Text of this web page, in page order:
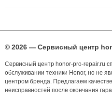
© 2026 — Сервисный центр
Сервисный центр honor-pro-repair.ru
обслуживании техники Honor, но не
центром бренда. Предлагаем
неисправностей после окончания